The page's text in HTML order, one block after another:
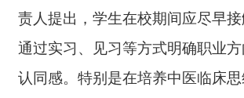
责人提出，学生在校期间应尽早接
通过实习、见习等方式明确职业
认同感。特别是在培养中医临床